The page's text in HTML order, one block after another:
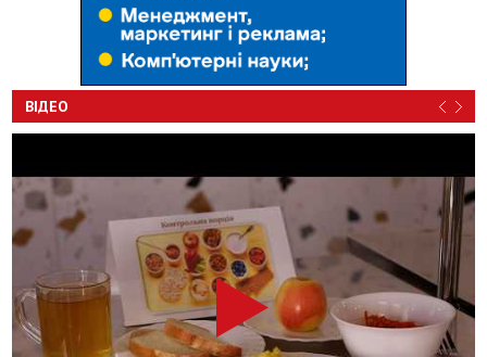
ВІДЕО